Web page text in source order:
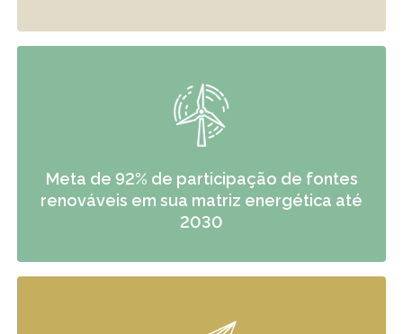
Meta de 92% de participação de fontes
renováveis em sua matriz energética até
2030